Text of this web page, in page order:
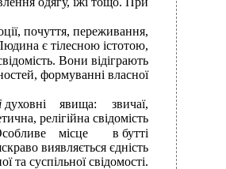
почуття, переживання,
є тілесною істотою,
Вони відіграють
формуванні власної
явища:
звичаї,
духовні
релігійна свідомість
місце
в бутті
виявляється єдність
та суспільної свідомості.